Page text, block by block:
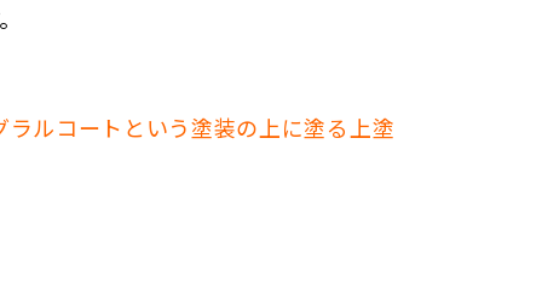
ルコートという塗装の上に塗る上塗